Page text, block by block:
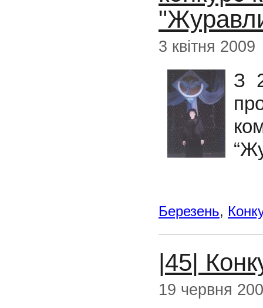
3 квітня 2009
З
“
Березень,
|45|
19 червня